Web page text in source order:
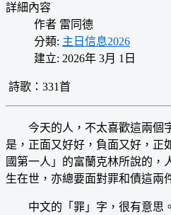
詳細內容
作者 雷同德
分類: 主日信息2026
建立: 2026年 3月 1日
詩歌：331首
今天的人，不太喜歡這兩個
是，正面又好好，負面又好，正
國第一人」的富蘭克林所說的，
生在世，亦總要面對罪和債這兩
中文的「罪」字，很有意思